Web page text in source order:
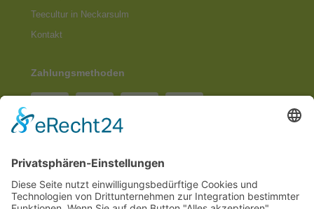
Teecultur in Neckarsulm
Kontakt
Zahlungsmethoden